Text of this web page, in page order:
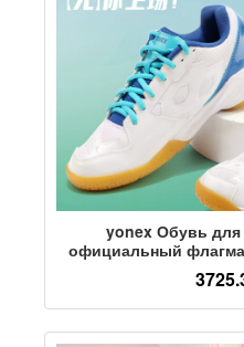
yonex Обувь для
официальный
обуви SHB101C